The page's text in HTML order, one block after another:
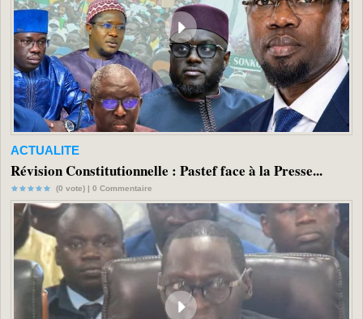
ACTUALITE
Révision Constitutionnelle : Pastef face à la Presse...
(0 vote) | 0 Commentaire